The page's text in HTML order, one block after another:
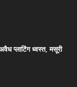
प्लाटिंग ध्वस्त, मसूरी